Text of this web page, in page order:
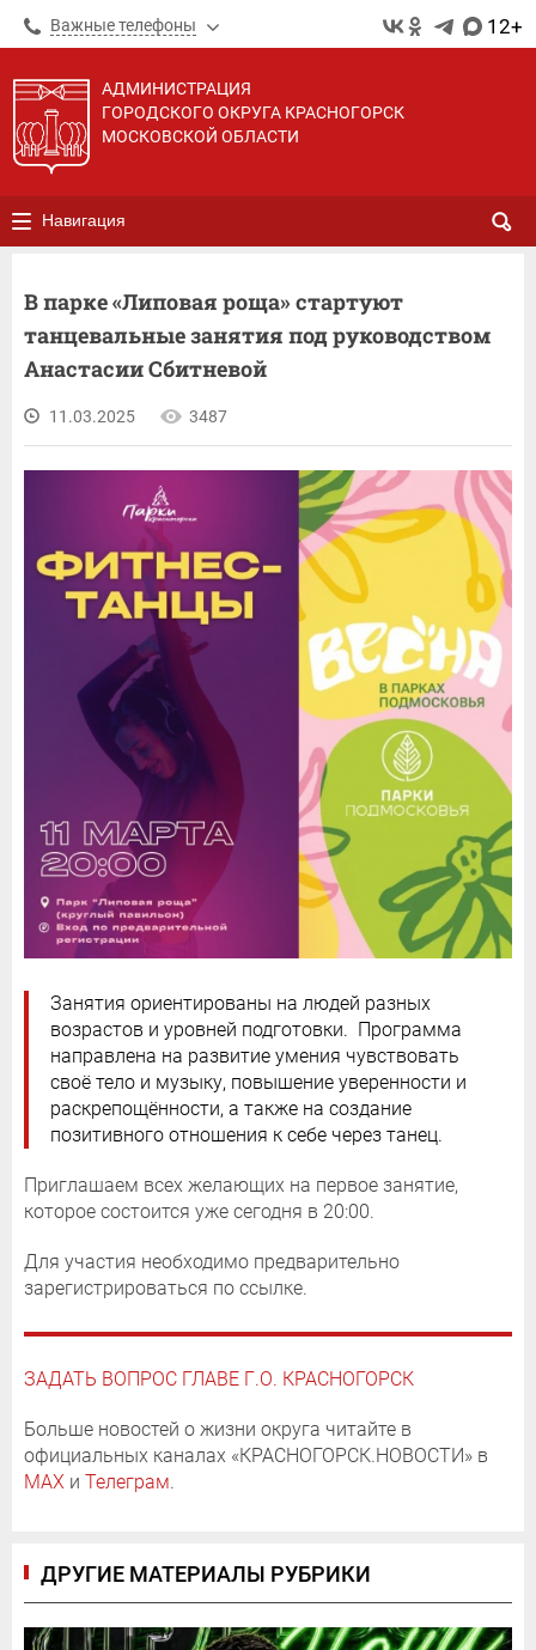
Важные телефоны 12+
АДМИНИСТРАЦИЯ
ГОРОДСКОГО ОКРУГА КРАСНОГОРСК
МОСКОВСКОЙ ОБЛАСТИ
Навигация
В парке «Липовая роща» стартуют
танцевальные занятия под руководством
Анастасии Сбитневой
11.03.2025 3487
Занятия ориентированы на людей разных
возрастов и уровней подготовки. Программа
направлена на развитие умения чувствовать
своё тело и музыку, повышение уверенности и
раскрепощённости, а также на создание
позитивного отношения к себе через танец.
Приглашаем всех желающих на первое занятие,
которое состоится уже сегодня в 20:00.
Для участия необходимо предварительно
зарегистрироваться по ссылке.
ЗАДАТЬ ВОПРОС ГЛАВЕ Г.О. КРАСНОГОРСК
Больше новостей о жизни округа читайте в
официальных каналах «КРАСНОГОРСК.НОВОСТИ» в
MAX и Телеграм.
ДРУГИЕ МАТЕРИАЛЫ РУБРИКИ